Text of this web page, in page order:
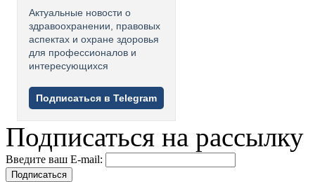
Актуальные новости о
здравоохранении, правовых
аспектах и охране здоровья
для профессионалов и
интересующихся
Подписаться в Telegram
Подписаться на рассылку
Введите ваш E-mail:
Подписаться